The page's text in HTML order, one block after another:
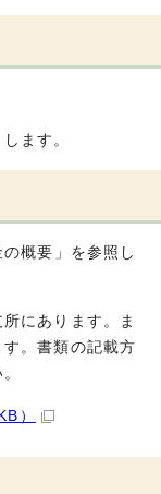
ます。
概要」を参照し
にあります。ま
。書類の記載方
）